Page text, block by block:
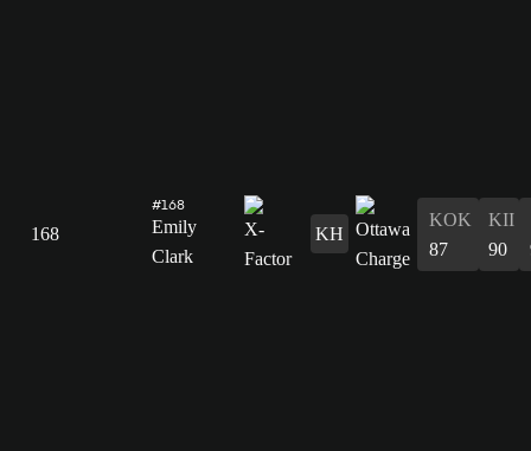
168
#168
Emily
Clark
KH
KOK
87
KII
90